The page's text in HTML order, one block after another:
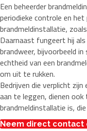
Een beheerder
periodieke controle en
brandmeldinstallatie,
Daarnaast fungeert hij
brandweer, bijvoorbeeld
echtheid van een
om uit te rukken.
Bedrijven die verplicht
aan te leggen, dienen
brandmeldinstallatie is,
Neem direct contact